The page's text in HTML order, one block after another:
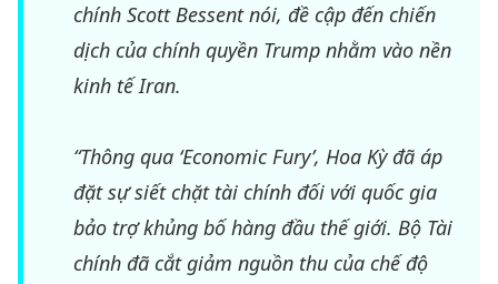
chính Scott Bessent nói, đề cập đến chiến
dịch của chính quyền Trump nhằm vào nền
kinh tế Iran.
“Thông qua ‘Economic Fury’, Hoa Kỳ đã áp
đặt sự siết chặt tài chính đối với quốc gia
bảo trợ khủng bố hàng đầu thế giới. Bộ Tài
chính đã cắt giảm nguồn thu của chế độ